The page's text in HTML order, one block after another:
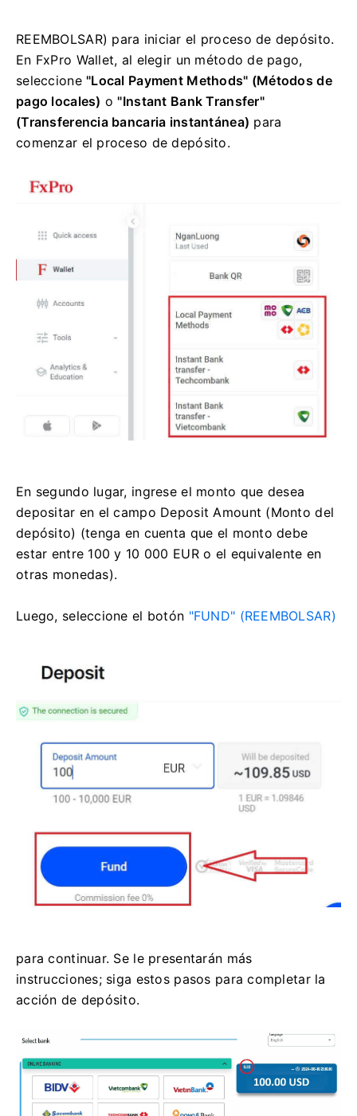
REEMBOLSAR) para iniciar el proceso de depósito.
En FxPro Wallet, al elegir un método de pago,
seleccione "Local Payment Methods" (Métodos de
pago locales) o "Instant Bank Transfer"
(Transferencia bancaria instantánea) para
comenzar el proceso de depósito.
En segundo lugar, ingrese el monto que desea
depositar en el campo Deposit Amount (Monto del
depósito) (tenga en cuenta que el monto debe
estar entre 100 y 10 000 EUR o el equivalente en
otras monedas).
Luego, seleccione el botón "FUND" (REEMBOLSAR)
para continuar. Se le presentarán más
instrucciones; siga estos pasos para completar la
acción de depósito.